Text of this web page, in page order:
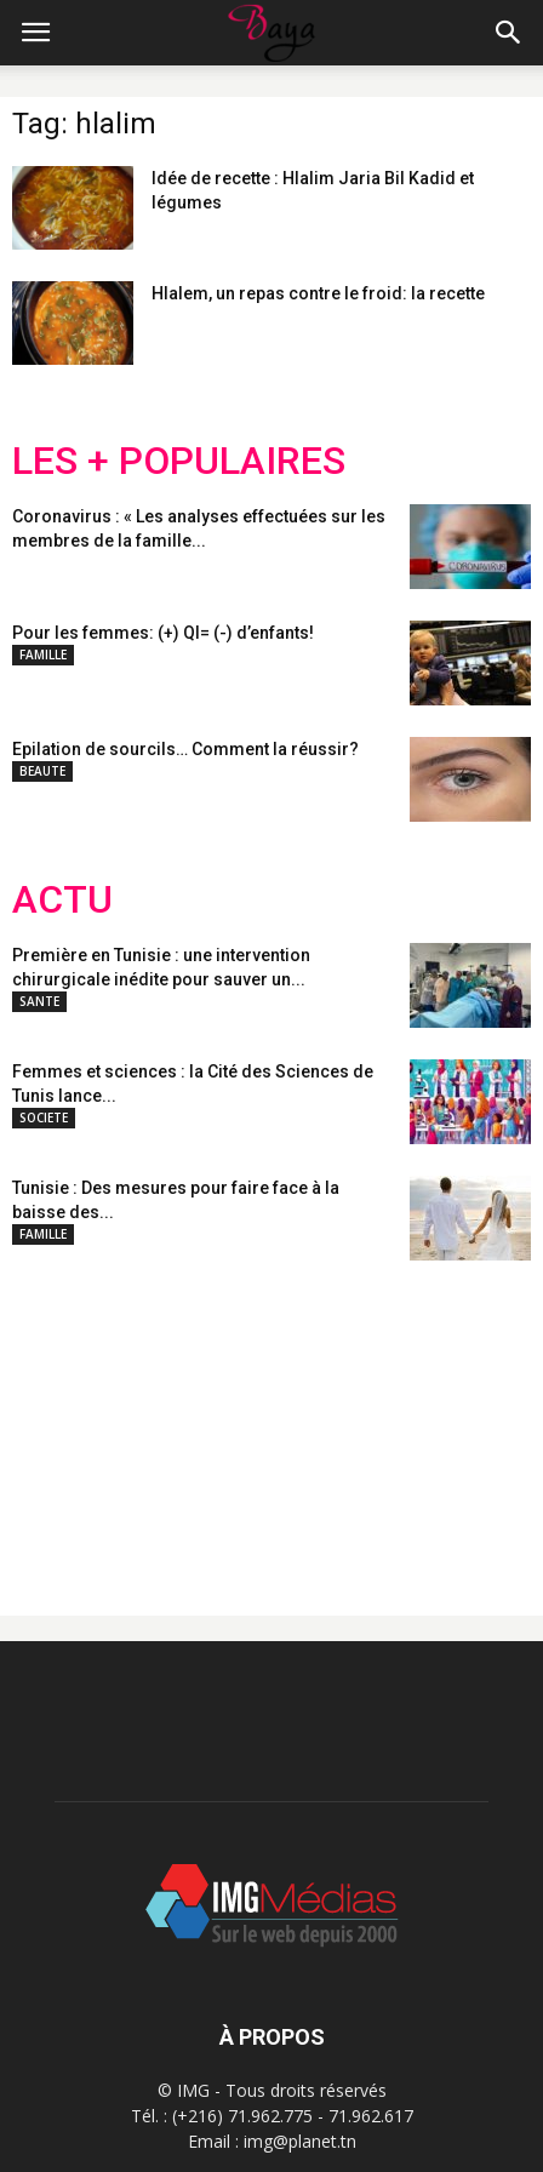
Tag: hlalim
Idée de recette : Hlalim Jaria Bil Kadid et
légumes
Hlalem, un repas contre le froid: la recette
LES + POPULAIRES
Coronavirus : « Les analyses effectuées sur les
membres de la famille...
Pour les femmes: (+) QI= (-) d’enfants!
FAMILLE
Epilation de sourcils… Comment la réussir?
BEAUTE
ACTU
Première en Tunisie : une intervention
chirurgicale inédite pour sauver un...
SANTE
Femmes et sciences : la Cité des Sciences de
Tunis lance...
SOCIETE
Tunisie : Des mesures pour faire face à la
baisse des...
FAMILLE
À PROPOS
© IMG - Tous droits réservés
Tél. : (+216) 71.962.775 - 71.962.617
Email : img@planet.tn